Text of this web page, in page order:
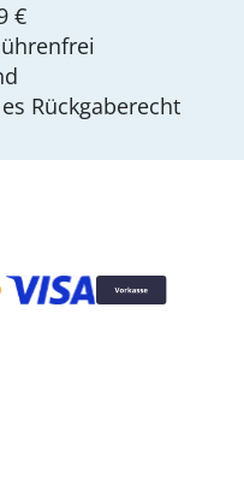
€
Rückgaberecht